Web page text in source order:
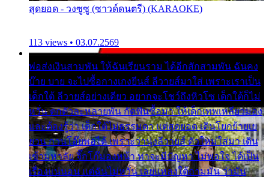
สุดยอด - วงซูซู (ซาวด์ดนตรี) (KARAOKE)
113 views • 03.07.2569
พ่อส่งเงินสามพัน ให้ฉันเรียนราม ได้อีกสักสามพัน ฉันคง
บ๊าย บาย จะไปซื้อกางเกงยีนส์ ลีวายส์มาใส่ เพราะเราเป็น
เด็กใต้ ลีวายส์อย่างเดียว อยากจะโชว์ถึงหิวโซ เด็กใต้ก็ไม่
หวั่น ตกตัวละหลายพัน กัดฟันซื้อมา ให้เด็กเทพเหลียวมอง
และต้องรู้ว่า เด็กใต้ไม่ธรรมดา แต่สุดยอด เดินโยกย้ายเย
ยวน กวนโอ๊ยพอได้ เพราะว่านุ่งลีวายส์ ตัวใหม่ใส่มา เดิน
เข้ามหาลัย จิ๊กโก๊มองหน้า ท่าจะมีปัญหา ไม่พอใจ ได้เป็น
เรื่องแน่นอน แต่ฉันไม่หวั่น เลยแหลงใต้ถามมัน ว่ามัน